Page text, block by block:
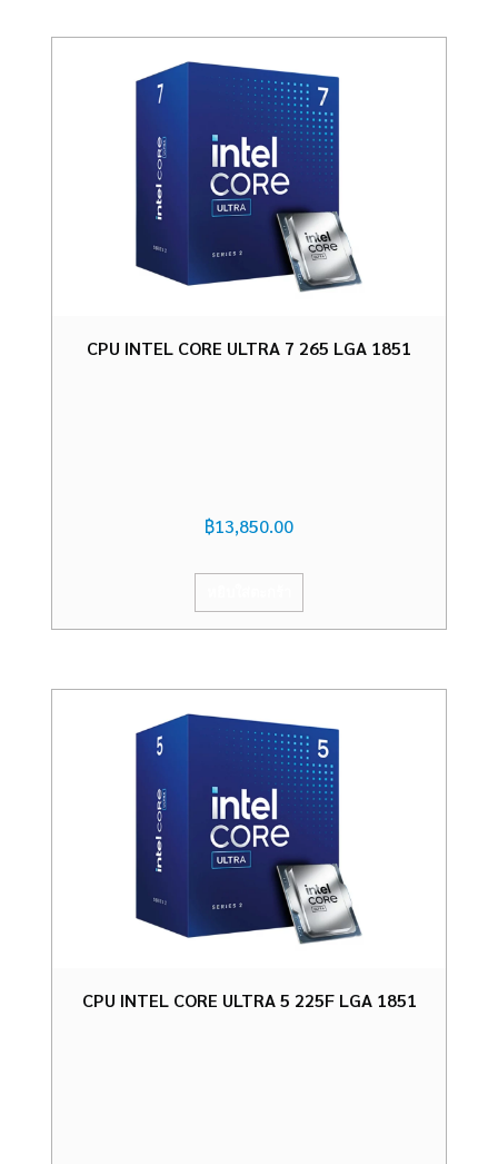
CPU INTEL CORE ULTRA 7 265 LGA 1851
฿13,850.00
CPU INTEL CORE ULTRA 5 225F LGA 1851